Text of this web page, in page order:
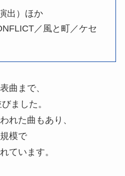
出）ほか
／風と町／ケセ
曲まで、
ました。
れた曲もあり、
模で
ています。